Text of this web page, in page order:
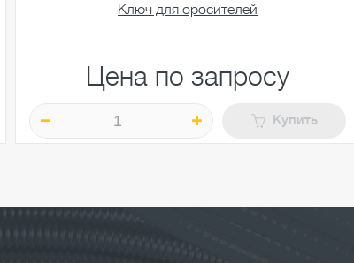
Ключ для оросителей
Цена по запросу
Купить